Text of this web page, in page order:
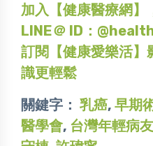
加入【健康醫療網】
LINE＠ ID：
訂閱【健康愛樂活】
識更輕鬆
關鍵字： 乳癌, 早期
醫學會, 台灣年輕病